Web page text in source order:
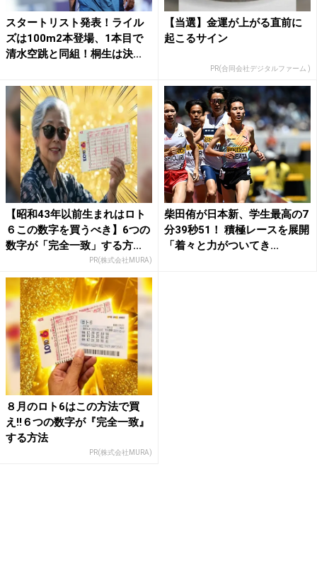
スタートリスト発表！ライル
ズは100m2本登場、1本目で
清水空跳と同組！桐生は決...
【当選】金運が上がる直前に
起こるサイン
PR(合同会社デジタルファーム )
【昭和43年以前生まれはロト
６この数字を買うべき】6つの
数字が「完全一致」する方...
PR(株式会社MURA)
柴田侑が日本新、学生最高の7
分39秒51！ 積極レースを展開
「着々と力がついてき...
８月のロト6はこの方法で買
え!!６つの数字が『完全一致』
する方法
PR(株式会社MURA)